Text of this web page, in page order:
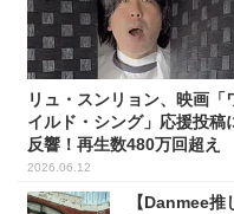
リュ・スンリョン、映画「
イルド・シング」応援投稿
反響！再生数480万回超え
2026.06.12
【Danmee